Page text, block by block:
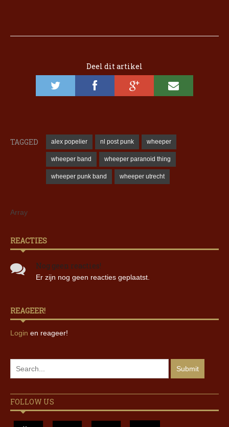
Deel dit artikel
TAGGED alex popelier nl post punk wheeper
wheeper band wheeper paranoid thing
wheeper punk band wheeper utrecht
Array
REACTIES
Nog geen reacties!
Er zijn nog geen reacties geplaatst.
REAGEER!
Login en reageer!
FOLLOW US